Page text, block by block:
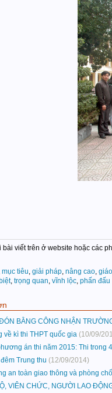
bài viết trên ở website hoặc các
mục tiêu, giải pháp, nâng cao,
, trọng quan, vĩnh lộc, phấn đấu
BẰNG CÔNG NHẬN
về kì thi THPT quốc gia (10/09/
án thi năm 2015: Thi trong
Trung thu (12/09/2014)
an toàn giao thông và phòng
VIÊN CHỨC, NGƯỜI LAO